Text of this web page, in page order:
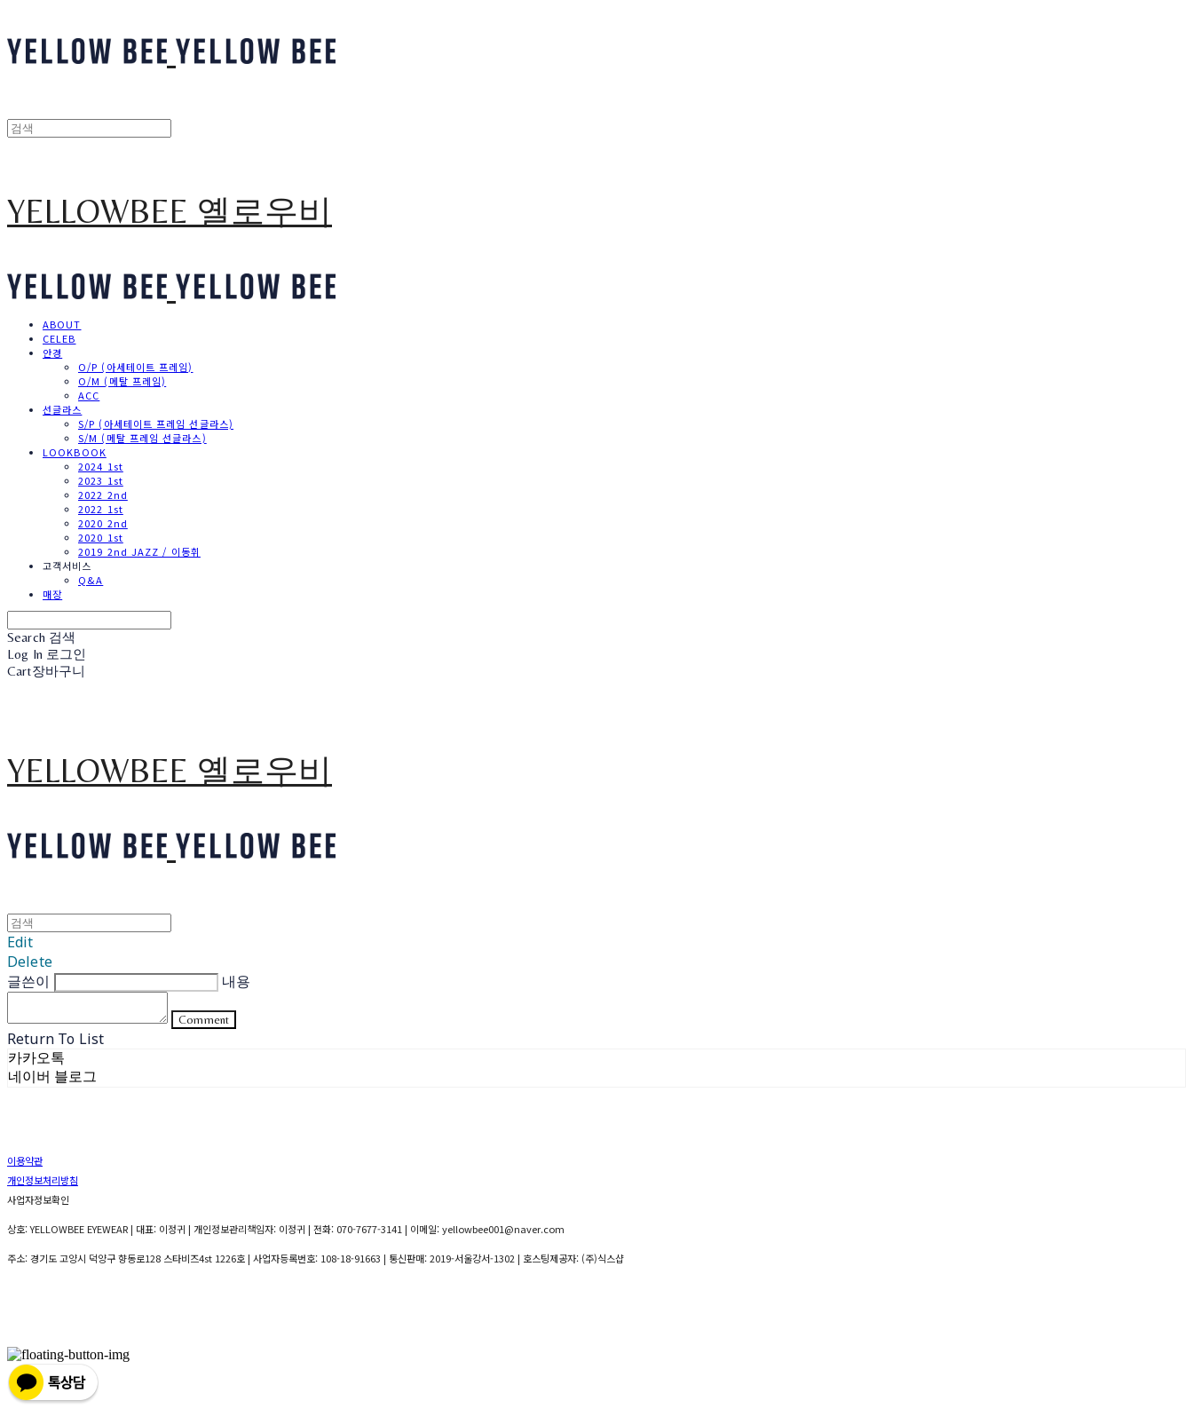
YELLOWBEE 옐로우비
ABOUT
CELEB
안경
O/P (아세테이트 프레임)
O/M (메탈 프레임)
ACC
선글라스
S/P (아세테이트 프레임 선글라스)
S/M (메탈 프레임 선글라스)
LOOKBOOK
2024 1st
2023 1st
2022 2nd
2022 1st
2020 2nd
2020 1st
2019 2nd JAZZ / 이동휘
고객서비스
Q&A
매장
Search 검색
Log In 로그인
Cart장바구니
YELLOWBEE 옐로우비
Edit
Delete
글쓴이
내용
Comment
Return To List
카카오톡
네이버 블로그
이용약관
개인정보처리방침
사업자정보확인
상호: YELLOWBEE EYEWEAR | 대표: 이정귀 | 개인정보관리책임자: 이정귀 | 전화: 070-7677-3141 | 이메일: yellowbee001@naver.com
주소: 경기도 고양시 덕양구 향동로128 스타비즈4st 1226호 | 사업자등록번호: 108-18-91663 | 통신판매:2019-서울강서-1302 | 호스팅제공자: (주)식스샵